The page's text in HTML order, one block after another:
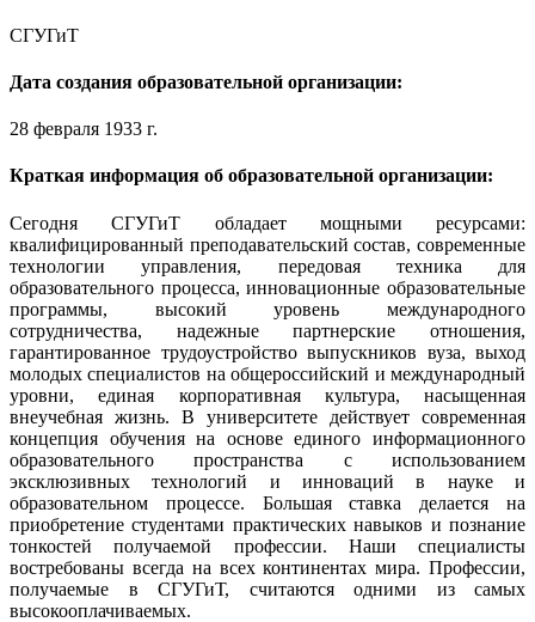
СГУГиТ
Дата создания образовательной организации:
28 февраля 1933 г.
Краткая информация об образовательной организации:
Сегодня СГУГиТ обладает мощными ресурсами:
квалифицированный преподавательский состав, современные
технологии управления, передовая техника для
образовательного процесса, инновационные образовательные
программы, высокий уровень международного
сотрудничества, надежные партнерские отношения,
гарантированное трудоустройство выпускников вуза, выход
молодых специалистов на общероссийский и международный
уровни, единая корпоративная культура, насыщенная
внеучебная жизнь. В университете действует современная
концепция обучения на основе единого информационного
образовательного пространства с использованием
эксклюзивных технологий и инноваций в науке и
образовательном процессе. Большая ставка делается на
приобретение студентами практических навыков и познание
тонкостей получаемой профессии. Наши специалисты
востребованы всегда на всех континентах мира. Профессии,
получаемые в СГУГиТ, считаются одними из самых
высокооплачиваемых.